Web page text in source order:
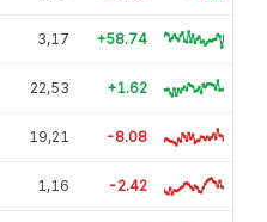
3,17 +58.74
22,53 +1.62
19,21 -8.08
1,16 -2.42